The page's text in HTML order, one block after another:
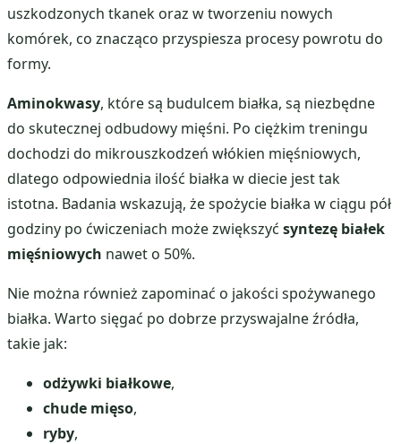
uszkodzonych tkanek oraz w tworzeniu nowych
komórek, co znacząco przyspiesza procesy powrotu do
formy.
Aminokwasy, które są budulcem białka, są niezbędne
do skutecznej odbudowy mięśni. Po ciężkim treningu
dochodzi do mikrouszkodzeń włókien mięśniowych,
dlatego odpowiednia ilość białka w diecie jest tak
istotna. Badania wskazują, że spożycie białka w ciągu pół
godziny po ćwiczeniach może zwiększyć syntezę białek
mięśniowych nawet o 50%.
Nie można również zapominać o jakości spożywanego
białka. Warto sięgać po dobrze przyswajalne źródła,
takie jak:
odżywki białkowe,
chude mięso,
ryby,